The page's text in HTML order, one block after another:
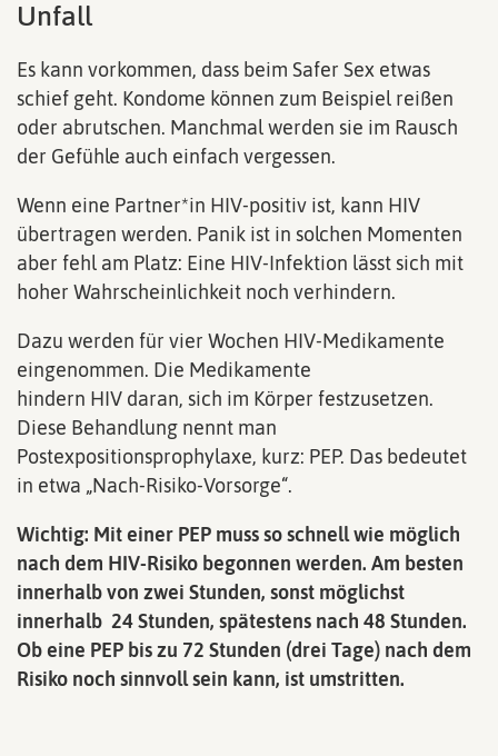
Unfall
Es kann vorkommen, dass beim Safer Sex etwas
schief geht. Kondome können zum Beispiel reißen
oder abrutschen. Manchmal werden sie im Rausch
der Gefühle auch einfach vergessen.
Wenn eine Partner*in HIV-positiv ist, kann HIV
übertragen werden. Panik ist in solchen Momenten
aber fehl am Platz: Eine HIV-Infektion lässt sich mit
hoher Wahrscheinlichkeit noch verhindern.
Dazu werden für vier Wochen HIV-Medikamente
eingenommen. Die Medikamente
hindern HIV daran, sich im Körper festzusetzen.
Diese Behandlung nennt man
Postexpositionsprophylaxe, kurz: PEP. Das bedeutet
in etwa „Nach-Risiko-Vorsorge“.
Wichtig: Mit einer PEP muss so schnell wie möglich
nach dem HIV-Risiko begonnen werden. Am besten
innerhalb von zwei Stunden, sonst möglichst
innerhalb 24 Stunden, spätestens nach 48 Stunden.
Ob eine PEP bis zu 72 Stunden (drei Tage) nach dem
Risiko noch sinnvoll sein kann, ist umstritten.